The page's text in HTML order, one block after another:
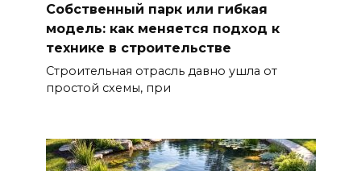
Собственный парк или гибкая
модель: как меняется подход к
технике в строительстве
Строительная отрасль давно ушла от
простой схемы, при